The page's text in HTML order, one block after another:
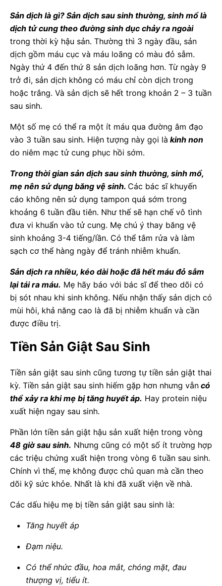
Sản dịch là gì? Sản dịch sau sinh thường, sinh mổ là
dịch tử cung theo đường sinh dục chảy ra ngoài
trong thời kỳ hậu sản. Thường thì 3 ngày đầu, sản
dịch gồm máu cục và máu loãng có màu đỏ sẫm.
Ngày thứ 4 đến thứ 8 sản dịch loãng hơn. Từ ngày 9
trở đi, sản dịch không có máu chỉ còn dịch trong
hoặc trắng. Và sản dịch sẽ hết trong khoản 2 – 3 tuần
sau sinh.
Một số mẹ có thể ra một ít máu qua đường âm đạo
vào 3 tuần sau sinh. Hiện tượng này gọi là kinh non
do niêm mạc tử cung phục hồi sớm.
Trong thời gian sản dịch sau sinh thường, sinh mổ,
mẹ nên sử dụng băng vệ sinh. Các bác sĩ khuyến
cáo không nên sử dụng tampon quá sớm trong
khoảng 6 tuần đầu tiên. Như thế sẽ hạn chế vô tình
đưa vi khuẩn vào tử cung. Mẹ chú ý thay băng vệ
sinh khoảng 3-4 tiếng/lần. Có thể tắm rửa và làm
sạch cơ thể hàng ngày để tránh nhiễm khuẩn.
Sản dịch ra nhiều, kéo dài hoặc đã hết máu đỏ sẫm
lại tái ra máu. Mẹ hãy báo với bác sĩ để theo dõi có
bị sót nhau khi sinh không. Nếu nhận thấy sản dịch có
mùi hôi, khả năng cao là đã bị nhiễm khuẩn và cần
được điều trị.
Tiền Sản Giật Sau Sinh
Tiền sản giật sau sinh cũng tương tự tiền sản giật thai
kỳ. Tiền sản giật sau sinh hiếm gặp hơn nhưng vẫn có
thể xảy ra khi mẹ bị tăng huyết áp. Hay protein niệu
xuất hiện ngay sau sinh.
Phần lớn tiền sản giật hậu sản xuất hiện trong vòng
48 giờ sau sinh. Nhưng cũng có một số ít trường hợp
các triệu chứng xuất hiện trong vòng 6 tuần sau sinh.
Chính vì thế, mẹ không được chủ quan mà cần theo
dõi kỹ sức khỏe. Nhất là khi đã xuất viện về nhà.
Các dấu hiệu mẹ bị tiền sản giật sau sinh là:
Tăng huyết áp
Đạm niệu.
Có thể nhức đầu, hoa mắt, chóng mặt, đau
thượng vị, tiểu ít.